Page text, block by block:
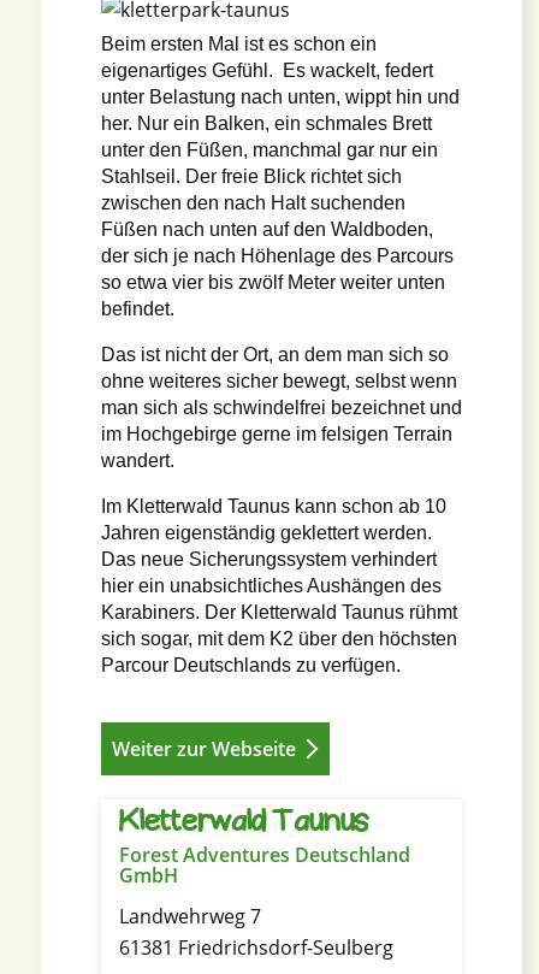
Beim ersten Mal ist es schon ein
eigenartiges Gefühl. Es wackelt, federt
unter Belastung nach unten, wippt hin und
her. Nur ein Balken, ein schmales Brett
unter den Füßen, manchmal gar nur ein
Stahlseil. Der freie Blick richtet sich
zwischen den nach Halt suchenden
Füßen nach unten auf den Waldboden,
der sich je nach Höhenlage des Parcours
so etwa vier bis zwölf Meter weiter unten
befindet.
Das ist nicht der Ort, an dem man sich so
ohne weiteres sicher bewegt, selbst wenn
man sich als schwindelfrei bezeichnet und
im Hochgebirge gerne im felsigen Terrain
wandert.
Im Kletterwald Taunus kann schon ab 10
Jahren eigenständig geklettert werden.
Das neue Sicherungssystem verhindert
hier ein unabsichtliches Aushängen des
Karabiners. Der Kletterwald Taunus rühmt
sich sogar, mit dem K2 über den höchsten
Parcour Deutschlands zu verfügen.
Weiter zur Webseite
Kletterwald Taunus
Forest Adventures Deutschland
GmbH
Landwehrweg 7
61381 Friedrichsdorf-Seulberg